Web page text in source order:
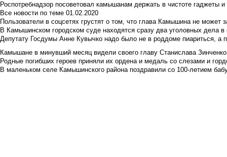
Роспотребнадзор посоветовал камышанам держать в чистоте гаджеты
Все новости по теме 01.02.2020
Пользователи в соцсетях грустят о том, что глава Камышина не может
В Камышинском городском суде находятся сразу два уголовных дела
Депутату Госдумы Анне Кувычко надо было не в роддоме пиариться, а
Камышане в минувший месяц видели своего главу Станислава Зинченко
Родные погибших героев приняли их ордена и медаль со слезами и
В маленьком селе Камышинского района поздравили со 100-летием